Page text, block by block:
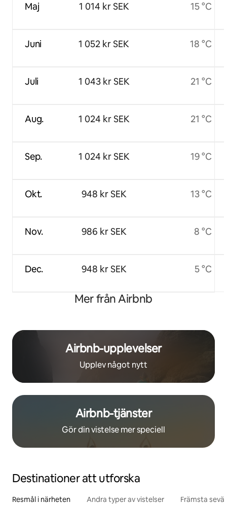
Maj
Juni
Juli
Aug.
Sep.
Okt.
Nov.
Dec.
1 014 kr SEK
1 052 kr SEK
1 043 kr SEK
1 024 kr SEK
1 024 kr SEK
948 kr SEK
986 kr SEK
948 kr SEK
15 °C
18 °C
21 °C
21 °C
19 °C
13 °C
8 °C
5 °C
Mer från Airbnb
Airbnb-upplevelser
Upplev något nytt
Airbnb-tjänster
Gör din vistelse mer speciell
Destinationer att utforska
Resmål i närheten Andra typer av vistelser Främsta